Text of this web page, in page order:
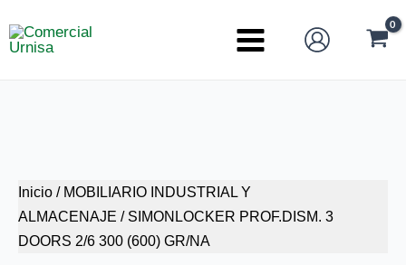
al
Main
Inicio / MOBILIARIO INDUSTRIAL Y
ALMACENAJE / SIMONLOCKER PROF.DISM. 3
DOORS 2/6 300 (600) GR/NA